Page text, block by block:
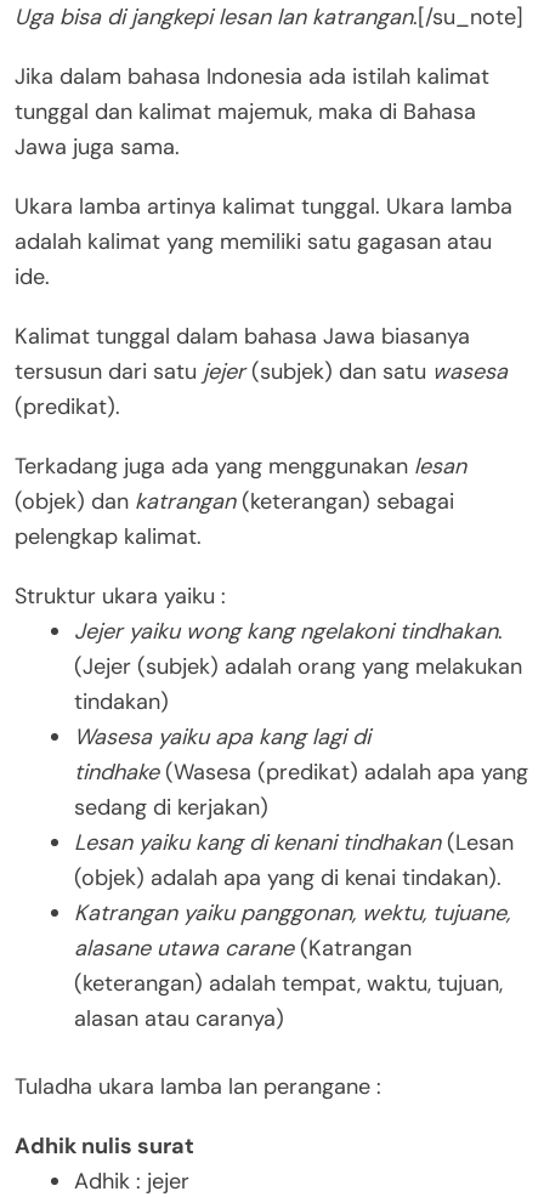
Uga bisa di jangkepi lesan lan katrangan.[/su_note]
Jika dalam bahasa Indonesia ada istilah kalimat
tunggal dan kalimat majemuk, maka di Bahasa
Jawa juga sama.
Ukara lamba artinya kalimat tunggal. Ukara lamba
adalah kalimat yang memiliki satu gagasan atau
ide.
Kalimat tunggal dalam bahasa Jawa biasanya
tersusun dari satu jejer(subjek) dan satu wasesa
(predikat).
Terkadang juga ada yang menggunakan lesan
(objek) dan katrangan (keterangan) sebagai
pelengkap kalimat.
Struktur ukara yaiku :
Jejer yaiku wong kang ngelakoni tindhakan.
(Jejer (subjek) adalah orang yang melakukan
tindakan)
Wasesa yaiku apa kang lagi di
tindhake (Wasesa (predikat) adalah apa yang
sedang di kerjakan)
Lesan yaiku kang di kenani tindhakan (Lesan
(objek) adalah apa yang di kenai tindakan).
Katrangan yaiku panggonan, wektu, tujuane,
alasane utawa carane (Katrangan
(keterangan) adalah tempat, waktu, tujuan,
alasan atau caranya)
Tuladha ukara lamba lan perangane :
Adhik nulis surat
Adhik : jejer